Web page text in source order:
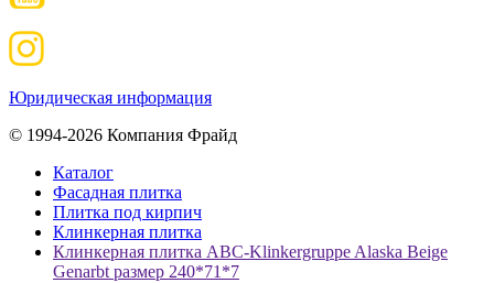
Юридическая информация
© 1994-2026 Компания Фрайд
Каталог
Фасадная плитка
Плитка под кирпич
Клинкерная плитка
Клинкерная плитка ABC-Klinkergruppe Alaska Beige
Genarbt размер 240*71*7